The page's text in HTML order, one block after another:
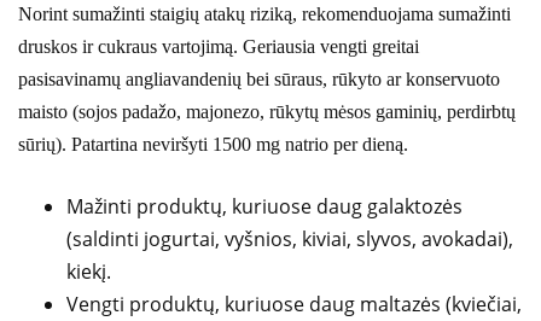
Norint sumažinti staigių atakų riziką, rekomenduojama sumažinti
druskos ir cukraus vartojimą. Geriausia vengti greitai
pasisavinamų angliavandenių bei sūraus, rūkyto ar konservuoto
maisto (sojos padažo, majonezo, rūkytų mėsos gaminių, perdirbtų
sūrių). Patartina neviršyti 1500 mg natrio per dieną.
Mažinti produktų, kuriuose daug galaktozės
(saldinti jogurtai, vyšnios, kiviai, slyvos, avokadai),
kiekį.
Vengti produktų, kuriuose daug maltazės (kviečiai,